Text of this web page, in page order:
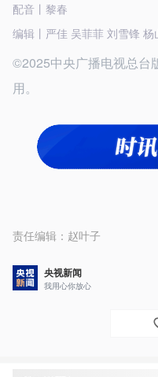
配音丨黎春
编辑丨严佳 吴菲菲 刘雪锋 杨
©2025中央广播电视总台
用。
责任编辑： 赵叶子
央视新闻
我用心你放心